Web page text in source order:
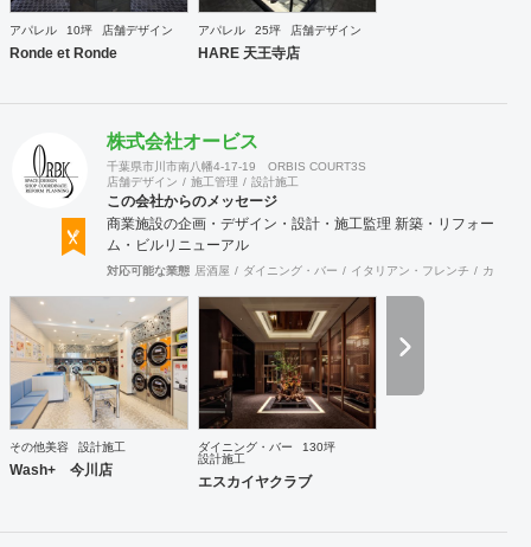
・住宅リノベーション ・家具及び什器デザイン
アパレル 10坪 店舗デザイン
Ronde et Ronde
アパレル 25坪 店舗デザイン
HARE 天王寺店
株式会社オービス
千葉県市川市南八幡4-17-19 ORBIS COURT3S
店舗デザイン
施工管理 設計施工
この会社からのメッセージ
商業施設の企画・デザイン・設計・施工監理 新築・リフォー
ム・ビルリニューアル
対応可能な業態 居酒屋 ダイニング・バー イタリアン・フレンチ カフェ
その他美容 設計施工
Wash+ 今川店
ダイニング・バー
130坪
設計施工
エスカイヤクラブ